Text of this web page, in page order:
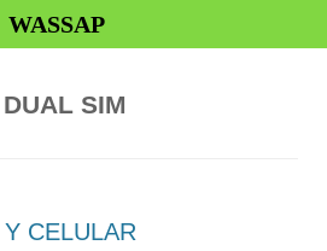
SIM
CELULAR
WASSAP